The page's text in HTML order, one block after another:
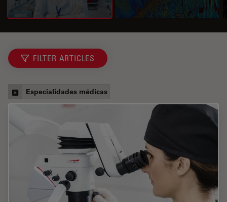
FILTER ARTICLES
Especialidades médicas